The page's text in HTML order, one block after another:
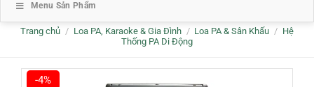
Menu Sản Phẩm
Trang chủ / Loa PA, Karaoke & Gia Đình / Loa PA & Sân Khấu / Hệ
Thống PA Di Động
-4%